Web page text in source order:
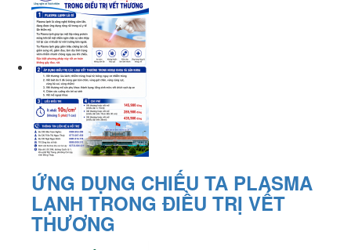
ỨNG DỤNG CHIẾU TA PLASMA
LẠNH TRONG ĐIỀU TRỊ VẾT
THƯƠNG